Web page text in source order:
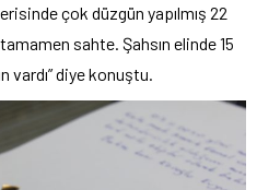
çok düzgün yapılmış 22
sahte. Şahsın elinde 15
vardı” diye konuştu.